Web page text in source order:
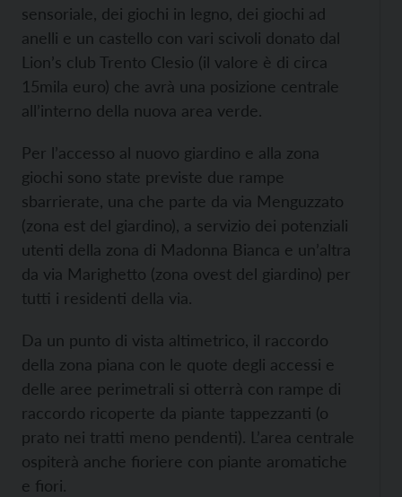
sensoriale, dei giochi in legno, dei giochi ad
anelli e un castello con vari scivoli donato dal
Lion’s club Trento Clesio (il valore è di circa
15mila euro) che avrà una posizione centrale
all’interno della nuova area verde.
Per l’accesso al nuovo giardino e alla zona
giochi sono state previste due rampe
sbarrierate, una che parte da via Menguzzato
(zona est del giardino), a servizio dei potenziali
utenti della zona di Madonna Bianca e un’altra
da via Marighetto (zona ovest del giardino) per
tutti i residenti della via.
Da un punto di vista altimetrico, il raccordo
della zona piana con le quote degli accessi e
delle aree perimetrali si otterrà con rampe di
raccordo ricoperte da piante tappezzanti (o
prato nei tratti meno pendenti). L’area centrale
ospiterà anche fioriere con piante aromatiche
e fiori.